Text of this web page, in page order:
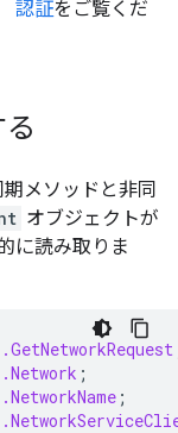
認証をご覧くだ
メソッドと非同
オブジェクトが
に読み取りま
;
;